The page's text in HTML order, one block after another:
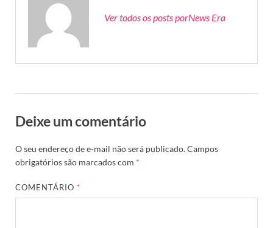
Ver todos os posts porNews Era
Deixe um comentário
O seu endereço de e-mail não será publicado.Campos
obrigatórios são marcados com *
COMENTÁRIO*